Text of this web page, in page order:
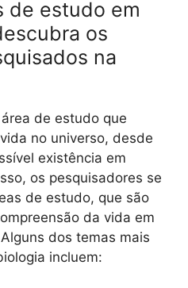
de estudo em
os
na
de estudo que
no universo, desde
existência em
os pesquisadores se
de estudo, que são
da vida em
dos temas mais
incluem: